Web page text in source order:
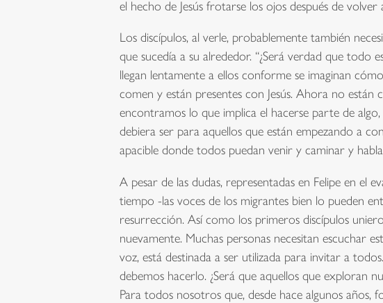
el hecho de Jesús frotarse los ojos después de
Los discípulos, al verle, probablemente también
que sucedía a su alrededor. “¿Será verdad que todo
llegan lentamente a ellos conforme se imaginan
comen y están presentes con Jesús. Ahora no están
encontramos lo que implica el hacerse parte de
debiera ser para aquellos que están empezando a
apacible donde todos puedan venir y caminar y
A pesar de las dudas, representadas en Felipe en el
tiempo -las voces de los migrantes bien lo pueden
resurrección. Así como los primeros discípulos
nuevamente. Muchas personas necesitan escuchar
voz, está destinada a ser utilizada para invitar a
debemos hacerlo. ¿Será que aquellos que exploran
Para todos nosotros que, desde hace algunos